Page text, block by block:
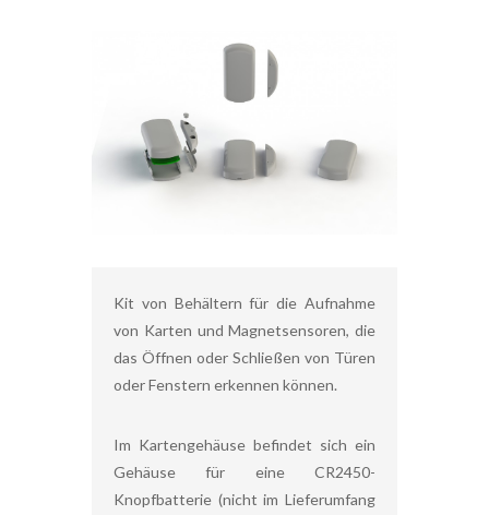
Kit von Behältern für die Aufnahme
von Karten und Magnetsensoren, die
das Öffnen oder Schließen von Türen
oder Fenstern erkennen können.
Im Kartengehäuse befindet sich ein
Gehäuse für eine CR2450-
Knopfbatterie (nicht im Lieferumfang